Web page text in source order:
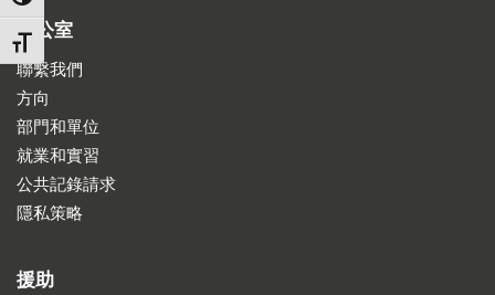
TOGGLE FONT SIZE
辦公室
聯繫我們
方向
部門和單位
就業和實習
公共記錄請求
隱私策略
援助